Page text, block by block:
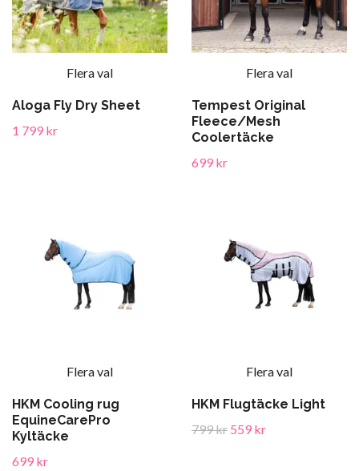
Flera val
Aloga Fly Dry Sheet
1 799 kr
Flera val
Tempest Original
Fleece/Mesh
Coolertäcke
699 kr
Flera val
HKM Cooling rug
EquineCarePro
Kyltäcke
699 kr
Flera val
HKM Flugtäcke Light
799 kr 559 kr